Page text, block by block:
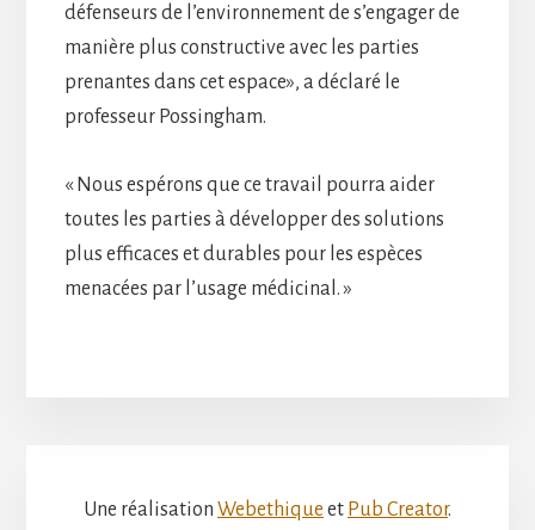
défenseurs de l’environnement de s’engager de
manière plus constructive avec les parties
prenantes dans cet espace», a déclaré le
professeur Possingham.
« Nous espérons que ce travail pourra aider
toutes les parties à développer des solutions
plus efficaces et durables pour les espèces
menacées par l’usage médicinal. »
Une réalisation Webethique et Pub Creator.